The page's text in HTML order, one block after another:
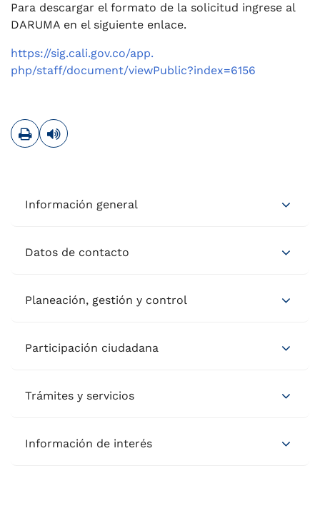
Para descargar el formato de la solicitud ingrese al
DARUMA en el siguiente enlace.
https://sig.cali.gov.co/app.
php/staff/document/viewPublic?index=6156
ImprimirLeer contenido
Información general
Datos de contacto
Planeación, gestión y control
Participación ciudadana
Trámites y servicios
Información de interés